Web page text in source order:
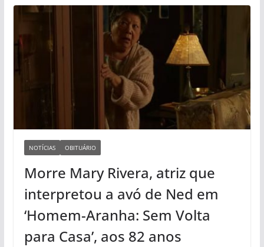
NOTÍCIAS OBITUÁRIO
Morre Mary Rivera, atriz que
interpretou a avó de Ned em
‘Homem-Aranha: Sem Volta
para Casa’, aos 82 anos